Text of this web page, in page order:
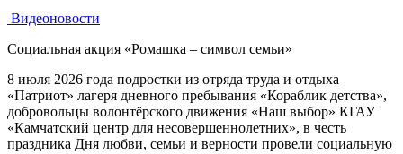
Видеоновости
Социальная акция «Ромашка – символ семьи»
8 июля 2026 года подростки из отряда труда и отдыха
«Патриот» лагеря дневного пребывания «Кораблик детства»,
добровольцы волонтёрского движения «Наш выбор» КГАУ
«Камчатский центр для несовершеннолетних», в честь
праздника Дня любви, семьи и верности провели социальную